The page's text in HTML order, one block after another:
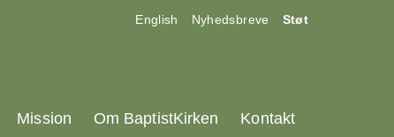
17.0:
English 18.0:
Nyhedsbreve 19.0:
Støt
25.0:
Mission 26.0:
Om BaptistKirken 27.0:
Kontakt